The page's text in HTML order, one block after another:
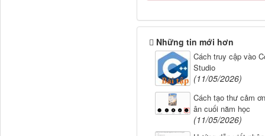
Những tin mới hơn
Cách truy cập vào
Studio
(11/05/2026)
Cách tạo thư cảm
ân cuối năm học
(11/05/2026)